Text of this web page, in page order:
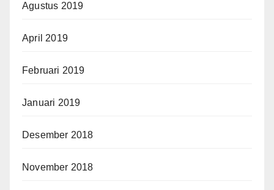
Agustus 2019
April 2019
Februari 2019
Januari 2019
Desember 2018
November 2018